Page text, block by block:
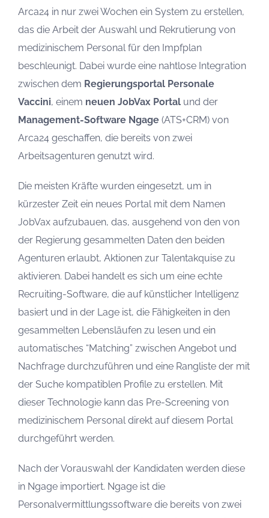
Arca24 in nur zwei Wochen ein System zu erstellen,
das die Arbeit der Auswahl und Rekrutierung von
medizinischem Personal für den Impfplan
beschleunigt. Dabei wurde eine nahtlose Integration
zwischen dem Regierungsportal Personale
Vaccini, einem neuen JobVax Portalund der
Management-Software Ngage(ATS+CRM) von
Arca24 geschaffen, die bereits von zwei
Arbeitsagenturen genutzt wird.
Die meisten Kräfte wurden eingesetzt, um in
kürzester Zeit ein neues Portal mit dem Namen
JobVax aufzubauen, das, ausgehend von den von
der Regierung gesammelten Daten den beiden
Agenturen erlaubt, Aktionen zur Talentakquise zu
aktivieren. Dabei handelt es sich um eine echte
Recruiting-Software, die auf künstlicher Intelligenz
basiert und in der Lage ist, die Fähigkeiten in den
gesammelten Lebensläufen zu lesen und ein
automatisches “Matching” zwischen Angebot und
Nachfrage durchzuführen und eine Rangliste der mit
der Suche kompatiblen Profile zu erstellen. Mit
dieser Technologie kann das Pre-Screening von
medizinischem Personal direkt auf diesem Portal
durchgeführt werden.
Nach der Vorauswahl der Kandidaten werden diese
in Ngage importiert. Ngage ist die
Personalvermittlungssoftware die bereits von zwei